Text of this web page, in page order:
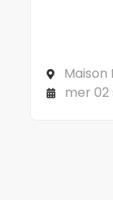
Maison
150 cours
mer 02